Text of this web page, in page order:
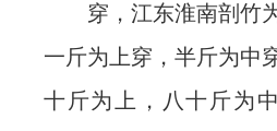
穿，江东淮南剖竹为
一斤为上穿，半斤为中
十斤为上，八十斤为